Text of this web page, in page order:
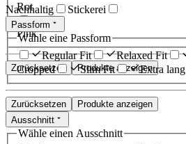
Rot
Pink
Zurücksetzen Produkte anzeigen
Nachhaltig Stickerei
Passform
Wähle eine Passform
Regular Fit
Relaxed Fit
Cropped
Slim Fit Extra lang
Zurücksetzen
Produkte anzeigen
Ausschnitt
Wähle einen Ausschnitt